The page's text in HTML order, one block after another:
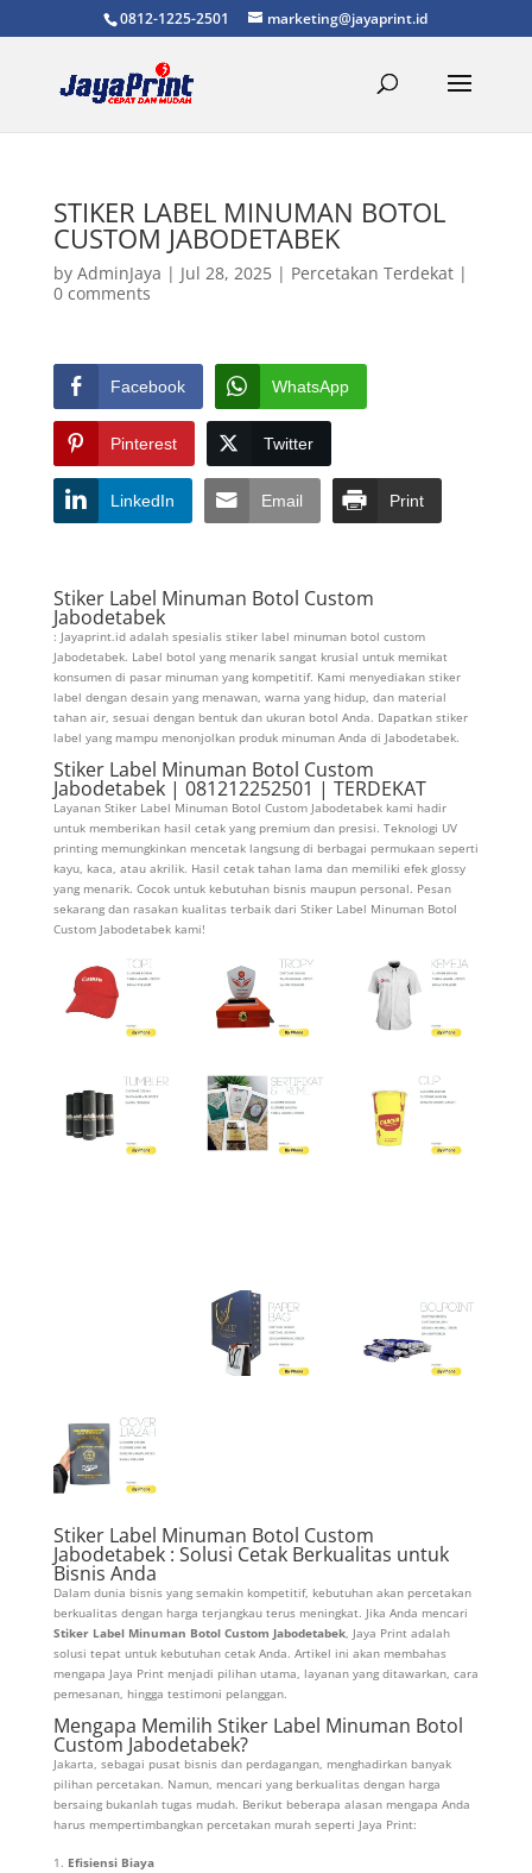
0812-1225-2501 marketing@jayaprint.id
STIKER LABEL MINUMAN BOTOL
CUSTOM JABODETABEK
by AdminJaya | Jul 28, 2025| Percetakan Terdekat|
0 comments
Facebook WhatsApp
Pinterest Twitter
LinkedIn Email Print
Stiker Label Minuman Botol Custom
Jabodetabek
: Jayaprint.id adalah spesialis stiker label minuman botol custom
Jabodetabek. Label botol yang menarik sangat krusial untuk memikat
konsumen di pasar minuman yang kompetitif. Kami menyediakan stiker
label dengan desain yang menawan, warna yang hidup, dan material
tahan air, sesuai dengan bentuk dan ukuran botol Anda. Dapatkan stiker
label yang mampu menonjolkan produk minuman Anda di Jabodetabek.
Stiker Label Minuman Botol Custom
Jabodetabek | 081212252501 | TERDEKAT
Layanan Stiker Label Minuman Botol Custom Jabodetabek kami hadir
untuk memberikan hasil cetak yang premium dan presisi. Teknologi UV
printing memungkinkan mencetak langsung di berbagai permukaan seperti
kayu, kaca, atau akrilik. Hasil cetak tahan lama dan memiliki efek glossy
yang menarik. Cocok untuk kebutuhan bisnis maupun personal. Pesan
sekarang dan rasakan kualitas terbaik dari Stiker Label Minuman Botol
Custom Jabodetabek kami!
Stiker Label Minuman Botol Custom
Jabodetabek : Solusi Cetak Berkualitas untuk
Bisnis Anda
Dalam dunia bisnis yang semakin kompetitif, kebutuhan akan percetakan
berkualitas dengan harga terjangkau terus meningkat. Jika Anda mencari
Stiker Label Minuman Botol Custom Jabodetabek, Jaya Print adalah
solusi tepat untuk kebutuhan cetak Anda. Artikel ini akan membahas
mengapa Jaya Print menjadi pilihan utama, layanan yang ditawarkan, cara
pemesanan, hingga testimoni pelanggan.
Mengapa Memilih Stiker Label Minuman Botol
Custom Jabodetabek?
Jakarta, sebagai pusat bisnis dan perdagangan, menghadirkan banyak
pilihan percetakan. Namun, mencari yang berkualitas dengan harga
bersaing bukanlah tugas mudah. Berikut beberapa alasan mengapa Anda
harus mempertimbangkan percetakan murah seperti Jaya Print:
Efisiensi Biaya